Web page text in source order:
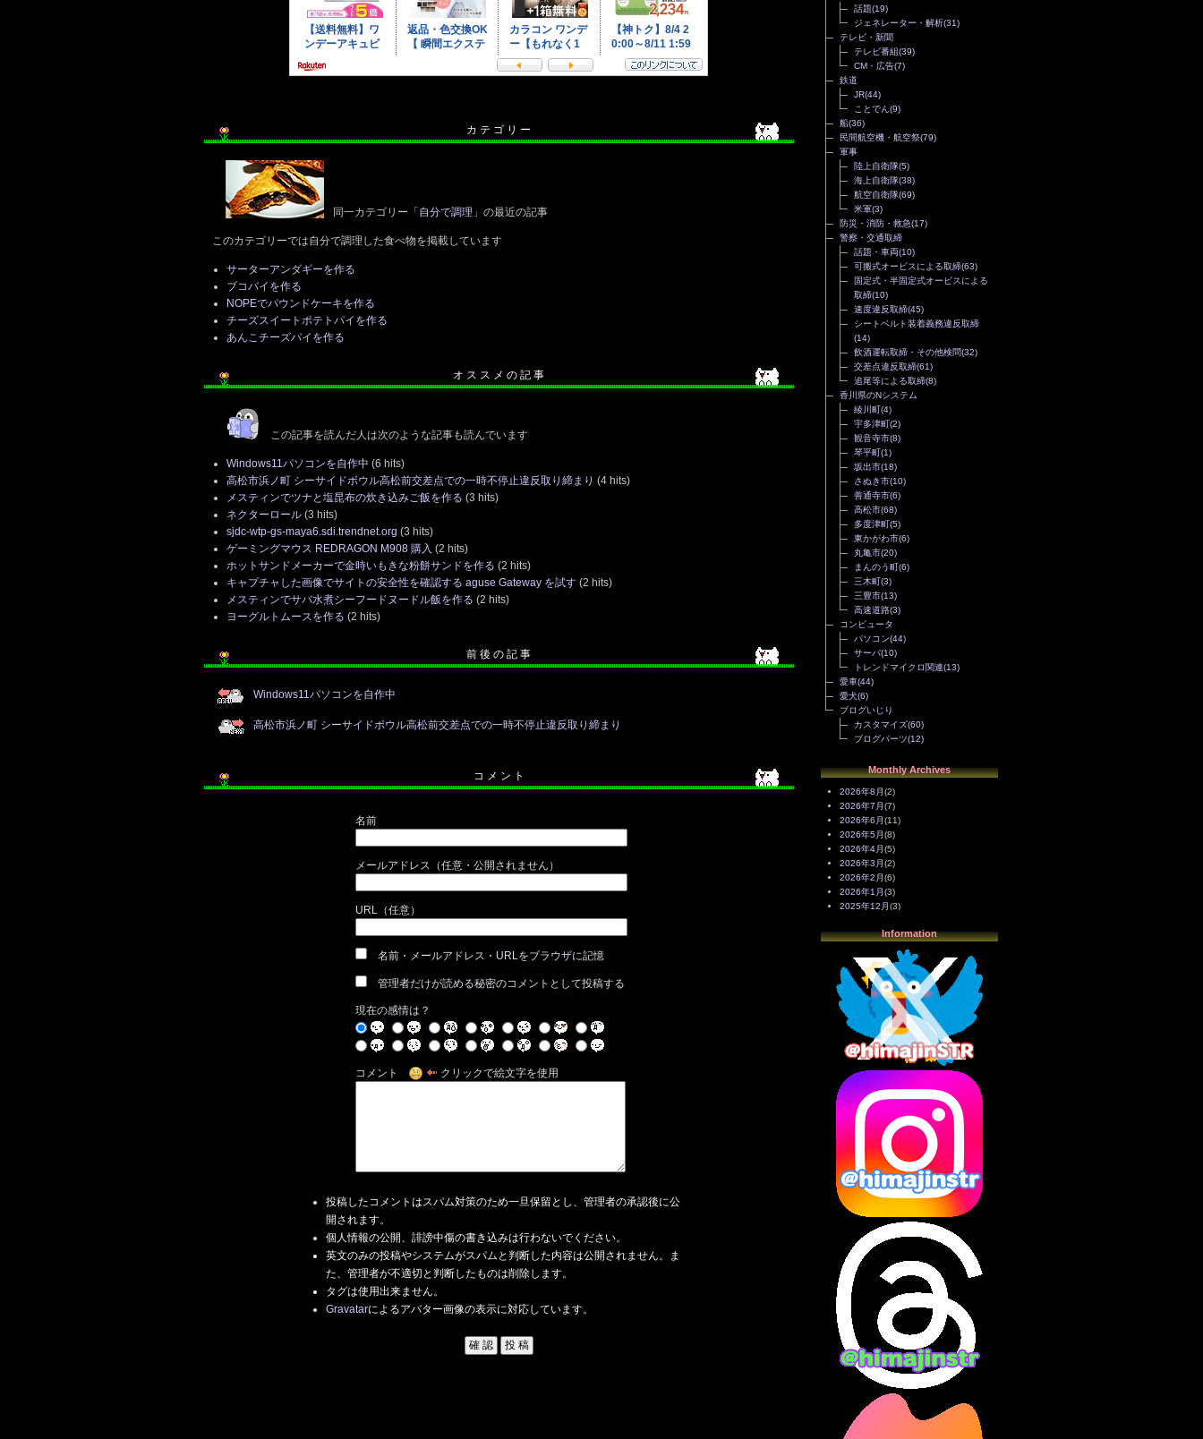
カ テ ゴ リ ー
同一カテゴリー「 自分で調理 」の最近の記事
このカテゴリーでは自分で調理した食べ物を掲載しています
サーターアンダギーを作る
ブコパイを作る
NOPEでパウンドケーキを作る
チーズスイートポテトパイを作る
あんこチーズパイを作る
オ ス ス メ の 記 事
この記事を読んだ人は次のような記事も読んでいます
Windows11パソコンを自作中 (6 hits)
高松市浜ノ町 シーサイドボウル高松前交差点での一時不停止違反取り締まり (4 hits)
メスティンでツナと塩昆布の炊き込みご飯を作る (3 hits)
ネクターロール (3 hits)
sjdc-wtp-gs-maya6.sdi.trendnet.org (3 hits)
ゲーミングマウス REDRAGON M908 購入 (2 hits)
ホットサンドメーカーで金時いもきな粉餅サンドを作る (2 hits)
キャプチャした画像でサイトの安全性を確認する aguse Gateway を試す (2 hits)
メスティンでサバ水煮シーフードヌードル飯を作る (2 hits)
ヨーグルトムースを作る (2 hits)
前 後 の 記 事
Windows11パソコンを自作中
高松市浜ノ町 シーサイドボウル高松前交差点での一時不停止違反取り締まり
コ メ ン ト
名前
メールアドレス（任意・公開されません）
URL（任意）
名前・メールアドレス・URLをブラウザに記憶
管理者だけが読める秘密のコメントとして投稿する
現在の感情は？
コメント クリックで絵文字を使用
投稿したコメントはスパム対策のため一旦保留とし、管理者の承認後に公
開されます。
個人情報の公開、誹謗中傷の書き込みは行わないでください。
英文のみの投稿やシステムがスパムと判断した内容は公開されません。ま
た、管理者が不適切と判断したものは削除します。
タグは使用出来ません。
Gravatarによるアバター画像の表示に対応しています。
話題(19)
ジェネレーター・解析(31)
テレビ・新聞
テレビ番組(39)
CM・広告(7)
鉄道
JR(44)
ことでん(9)
船(36)
民間航空機・航空祭(79)
軍事
陸上自衛隊(5)
海上自衛隊(38)
航空自衛隊(69)
米軍(3)
防災・消防・救急(17)
警察・交通取締
話題・車両(10)
可搬式オービスによる取締(63)
固定式・半固定式オービスによる
取締(10)
速度違反取締(45)
シートベルト装着義務違反取締
(14)
飲酒運転取締・その他検問(32)
交差点違反取締(61)
追尾等による取締(8)
香川県のNシステム
綾川町(4)
宇多津町(2)
観音寺市(8)
琴平町(1)
坂出市(18)
さぬき市(10)
善通寺市(6)
高松市(68)
多度津町(5)
東かがわ市(6)
丸亀市(20)
まんのう町(6)
三木町(3)
三豊市(13)
高速道路(3)
コンピュータ
パソコン(44)
サーバ(10)
トレンドマイクロ関連(13)
愛車(44)
愛犬(6)
ブログいじり
カスタマイズ(60)
ブログパーツ(12)
Monthly Archives
2026年8月(2)
2026年7月(7)
2026年6月(11)
2026年5月(8)
2026年4月(5)
2026年3月(2)
2026年2月(6)
2026年1月(3)
2025年12月(3)
2025年10月(3)
2025年8月 (3)
2025年7月(2)
2025年6月(1)
2025年5月
(7)
2025年4月(2)
2025年3月 (8)
2025年2月(10)
2025年1月
2024年12月
2024年11月(13)
2024年10月
2024年9月 (14)
2024年8月 (13)
2024年7月
(7)
2024年6月(10)
2024年5月(12)
2024年4月(15)
2024年3月
2024年1月
2023年12月
2023年11月 (4)
2023年10月
(3)
2023年9月
2023年8月(12)
2023年7月
(14)
2023年6月
2023年5月
(5)
2023年4月(6)
2023年3月
(3)
2023年1月
2022年12月
2022年11月
Information